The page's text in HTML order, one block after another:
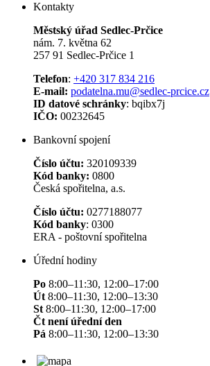
Kontakty
Městský úřad Sedlec-Prčice
nám. 7. května 62
257 91 Sedlec-Prčice 1
Telefon: +420 317 834 216
E-mail: podatelna.mu@sedlec-prcice.cz
ID datové schránky: bqibx7j
IČO: 00232645
Bankovní spojení
Číslo účtu: 320109339
Kód banky: 0800
Česká spořitelna, a.s.
Číslo účtu: 0277188077
Kód banky: 0300
ERA - poštovní spořitelna
Úřední hodiny
Po 8:00–11:30, 12:00–17:00
Út 8:00–11:30, 12:00–13:30
St 8:00–11:30, 12:00–17:00
Čt není úřední den
Pá 8:00–11:30, 12:00–13:30